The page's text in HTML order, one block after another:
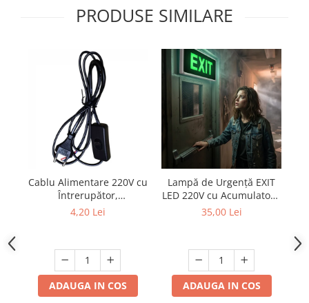
PRODUSE SIMILARE
Cablu Alimentare 220V cu
Întrerupător,
Negru,Stecher Plat, 1.5m,
4,20 Lei
ADAUGA IN COS
Lampă de Urgență EXIT
LED 220V cu Acumulator -
Autonomie 120 Minute,
35,00 Lei
ADAUGA IN COS